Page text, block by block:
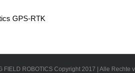
GPS-RTK
FIELD ROBOTICS Copyright 2017 | Alle Rechte